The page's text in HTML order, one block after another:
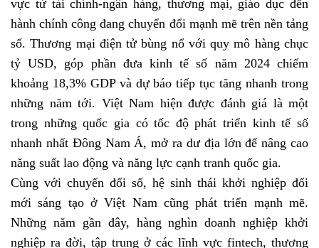
vực từ tài chính-ngân hàng, thương mại, giáo dục đến
hành chính công đang chuyển đổi mạnh mẽ trên nền tảng
số. Thương mại điện tử bùng nổ với quy mô hàng chục
tỷ USD, góp phần đưa kinh tế số năm 2024 chiếm
khoảng 18,3% GDP và dự báo tiếp tục tăng nhanh trong
những năm tới. Việt Nam hiện được đánh giá là một
trong những quốc gia có tốc độ phát triển kinh tế số
nhanh nhất Đông Nam Á, mở ra dư địa lớn để nâng cao
năng suất lao động và năng lực cạnh tranh quốc gia.
Cùng với chuyển đổi số, hệ sinh thái khởi nghiệp đổi
mới sáng tạo ở Việt Nam cũng phát triển mạnh mẽ.
Những năm gần đây, hàng nghìn doanh nghiệp khởi
nghiệp ra đời, tập trung ở các lĩnh vực fintech, thương